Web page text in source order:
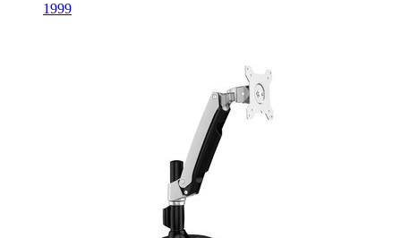
1999